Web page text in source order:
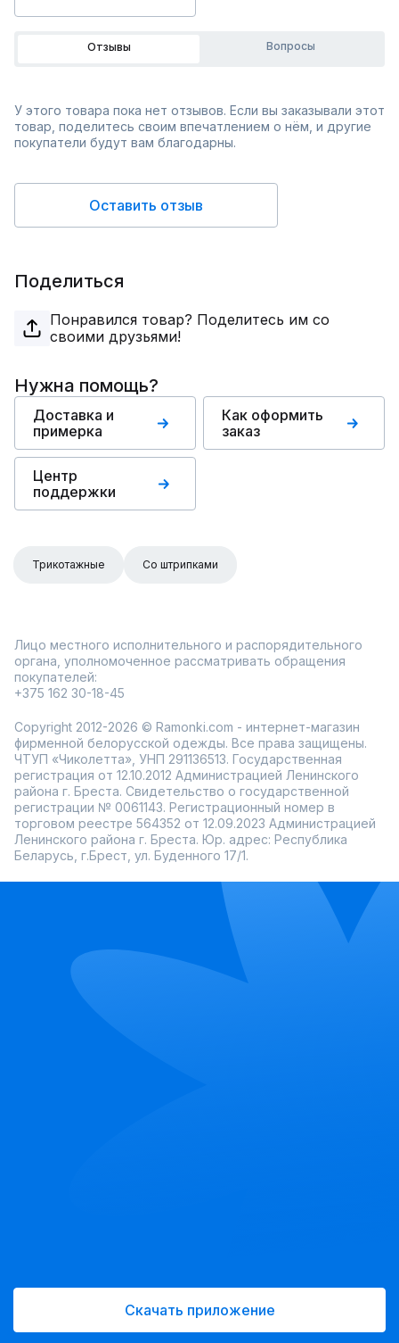
Отзывы Вопросы
У этого товара пока нет отзывов. Если вы заказывали этот
товар, поделитесь своим впечатлением о нём, и другие
покупатели будут вам благодарны.
Оставить отзыв
Поделиться
Понравился товар? Поделитесь им со
своими друзьями!
Нужна помощь?
Доставка и
примерка
Как оформить
заказ
Центр
поддержки
Трикотажные Со штрипками
Лицо местного исполнительного и распорядительного
органа, уполномоченное рассматривать обращения
покупателей:
+375 162 30-18-45
Copyright 2012-2026 © Ramonki.com - интернет-магазин
фирменной белорусской одежды. Все права защищены.
ЧТУП «Чиколетта», УНП 291136513. Государственная
регистрация от 12.10.2012 Администрацией Ленинского
района г. Бреста. Свидетельство о государственной
регистрации № 0061143. Регистрационный номер в
торговом реестре 564352 от 12.09.2023 Администрацией
Ленинского района г. Бреста. Юр. адрес: Республика
Беларусь, г.Брест, ул. Буденного 17/1.
Скачать приложение